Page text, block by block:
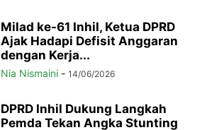
Milad ke-61 Inhil, Ketua DPRD
Ajak Hadapi Defisit Anggaran
dengan Kerja...
Nia Nismaini - 14/06/2026
DPRD Inhil Dukung Langkah
Pemda Tekan Angka Stunting